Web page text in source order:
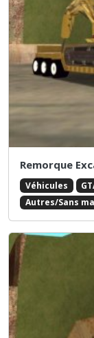
Remorque
Véhicules
Autres/Sans